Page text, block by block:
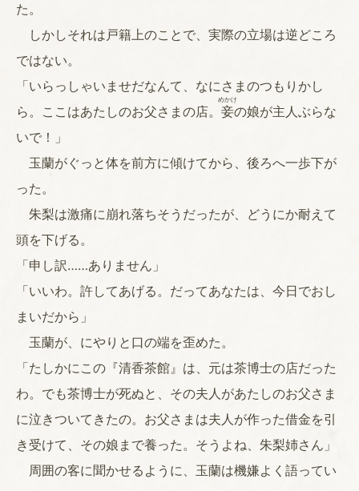
た。
しかしそれは戸籍上のことで、実際の立場は逆どころ
ではない。
「いらっしゃいませだなんて、なにさまのつもりかし
ら。ここはあたしのお父さまの店。 妾
めかけ
の娘が主人ぶらな
いで！」
玉蘭がぐっと体を前方に傾けてから、後ろへ一歩下が
った。
朱梨は激痛に崩れ落ちそうだったが、どうにか耐えて
頭を下げる。
「申し訳……ありません」
「いいわ。許してあげる。だってあなたは、今日でおし
まいだから」
玉蘭が、にやりと口の端を歪めた。
「たしかにこの『清香茶館』は、元は茶博士の店だった
わ。でも茶博士が死ぬと、その夫人があたしのお父さま
に泣きついてきたの。お父さまは夫人が作った借金を引
き受けて、その娘まで養った。そうよね、朱梨姉さん」
周囲の客に聞かせるように、玉蘭は機嫌よく語ってい